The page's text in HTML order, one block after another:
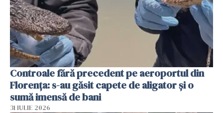
Controale fără precedent pe aeroportul din
Florența: s-au găsit capete de aligator și o
sumă imensă de bani
31 IULIE 2026